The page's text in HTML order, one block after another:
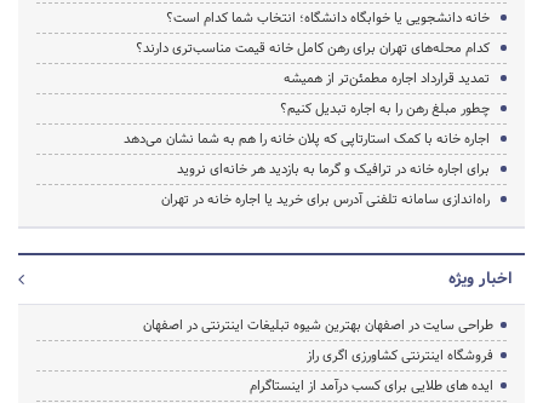
خانه دانشجویی یا خوابگاه دانشگاه؛ انتخاب شما کدام است؟
کدام محله‌های تهران برای رهن کامل خانه قیمت مناسب‌تری دارند؟
تمدید قرارداد اجاره مطمئن‌تر از همیشه
چطور مبلغ رهن را به اجاره تبدیل کنیم؟
اجاره خانه با کمک استارتاپی که پلان خانه را هم به شما نشان می‌دهد
برای اجاره خانه در ترافیک و گرما به بازدید‌ هر خانه‌ای نروید
راه‌اندازی سامانه تلفنی آدرس برای خرید یا اجاره خانه در تهران
اخبار ویژه
طراحی سایت در اصفهان بهترین شیوه تبلیغات اینترنتی در اصفهان
فروشگاه اینترنتی کشاورزی اگری راز
ایده های طلایی برای کسب درآمد از اینستاگرام